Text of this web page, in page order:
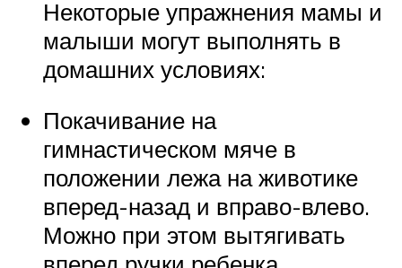
Некоторые упражнения мамы и
малыши могут выполнять в
домашних условиях:
Покачивание на
гимнастическом мяче в
положении лежа на животике
вперед-назад и вправо-влево.
Можно при этом вытягивать